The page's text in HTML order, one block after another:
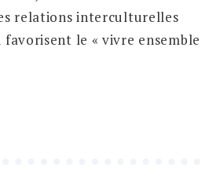
relations interculturelles
favorisent le « vivre ensemble